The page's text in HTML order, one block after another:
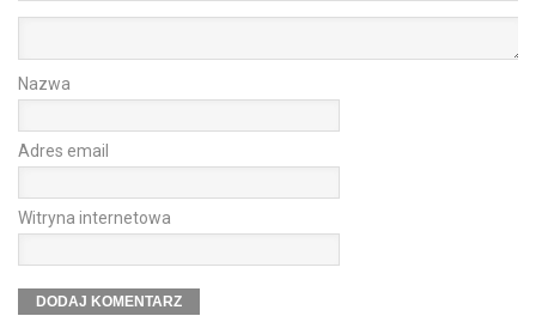
Nazwa
Adres email
Witryna internetowa